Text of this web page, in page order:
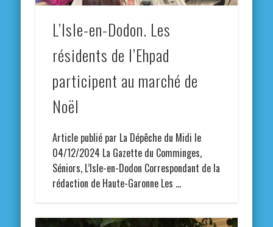
L’Isle-en-Dodon. Les
résidents de l’Ehpad
participent au marché de
Noël
Article publié par La Dépêche du Midi le
04/12/2024 La Gazette du Comminges,
Séniors, L’Isle-en-Dodon Correspondant de la
rédaction de Haute-Garonne Les …